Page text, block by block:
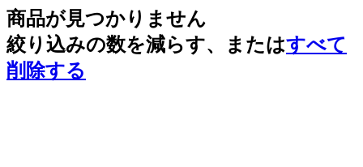
商品が見つかりません
絞り込みの数を減らす、またはすべて
削除する